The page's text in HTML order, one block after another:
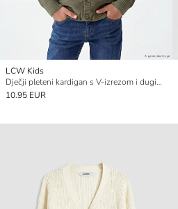
LCW Kids
Dječji pleteni kardigan s V-izrezom i dugim rukavima
10.95 EUR